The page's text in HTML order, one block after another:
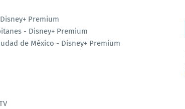
Premium
- Disney+ Premium
de México - Disney+ Premium